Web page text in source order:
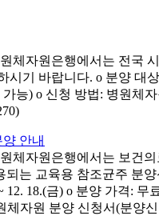
체자원은행에서는 전국
기 바랍니다. o 분양 대
가능) o 신청 방법: 병원
안내
체자원은행에서는 보건
는 교육용 참조균주 분
12. 18.(금) o 분양 가격:
체자원 분양 신청서(분양